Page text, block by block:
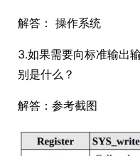
解答： 操作系统
3.如果需要向标准输出
别是什么？
解答：参考截图